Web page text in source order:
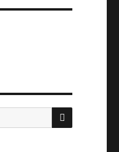
SEARCH